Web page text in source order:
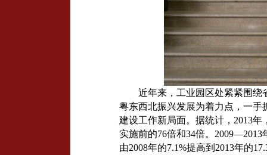
近年来，工业园区处紧紧围绕
粤东西北振兴发展为着力点，一
建设工作新局面。据统计，2013年
实施前的76倍和34倍。
由2008年的7.1%提高到2013年的